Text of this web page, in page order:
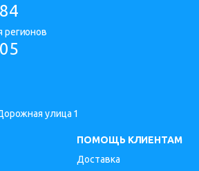
регионов
улица 1
ПОМОЩЬ КЛИЕНТАМ
Доставка